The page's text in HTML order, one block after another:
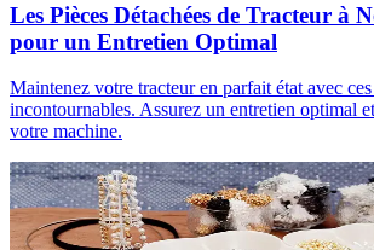
Les Pièces Détachées de Tracteur à
pour un Entretien Optimal
Maintenez votre tracteur en parfait état avec ces
incontournables. Assurez un entretien optimal
votre machine.